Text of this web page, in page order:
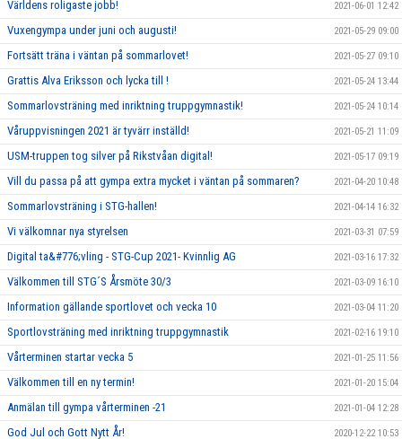
Världens roligaste jobb! 2021-06-01 12:42
Vuxengympa under juni och augusti! 2021-05-29 09:00
Fortsätt träna i väntan på sommarlovet! 2021-05-27 09:10
Grattis Alva Eriksson och lycka till ! 2021-05-24 13:44
Sommarlovsträning med inriktning truppgymnastik! 2021-05-24 10:14
Våruppvisningen 2021 är tyvärr inställd! 2021-05-21 11:09
USM-truppen tog silver på Rikstvåan digital! 2021-05-17 09:19
Vill du passa på att gympa extra mycket i väntan på sommaren? 2021-04-20 10:48
Sommarlovsträning i STG-hallen! 2021-04-14 16:32
Vi välkomnar nya styrelsen 2021-03-31 07:59
Digital ta&#776;vling - STG-Cup 2021- Kvinnlig AG 2021-03-16 17:32
Välkommen till STG´S Årsmöte 30/3 2021-03-09 16:10
Information gällande sportlovet och vecka 10 2021-03-04 11:20
Sportlovsträning med inriktning truppgymnastik 2021-02-16 19:10
Vårterminen startar vecka 5 2021-01-25 11:56
Välkommen till en ny termin! 2021-01-20 15:04
Anmälan till gympa vårterminen -21 2021-01-04 12:28
God Jul och Gott Nytt År! 2020-12-22 10:53